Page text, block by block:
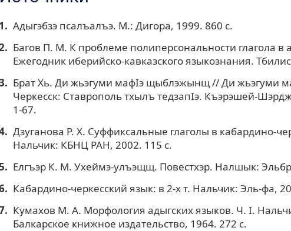
Адыгэбзэ псалъалъэ. М.: Дигора, 1999. 860 c.
Багов П. М. К проблеме полиперсональности глагола в
Ежегодник иберийско-кавказского языкознания.
Брат Хь. Ди жьэгуми мафIэ щыблэжынщ // Ди жьэгуми
Черкесск: Ставрополь тхылъ тедзапIэ. Къэрэшей-
1-67.
Дзуганова Р. Х. Суффиксальные глаголы в кабардино-
Нальчик: КБНЦ РАН, 2002. 115 с.
Елгъэр К. М. Ухеймэ-улъэщщ. Повестхэр. Налшык:
Кабардино-черкесский язык: в 2-х т. Нальчик: Эль-фа,
Кумахов М. А. Морфология адыгских языков. Ч. I.
Балкарское книжное издательство, 1964. 272 с.